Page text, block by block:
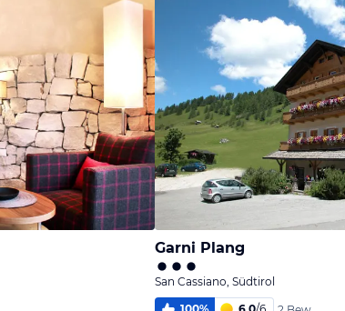
Garni Plang
San Cassiano, Südtirol